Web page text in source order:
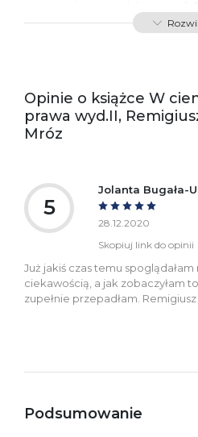
przepisami:
Ostrzeżenia oraz
informacje dotyczące
bezpieczeństwa:
Opinie o książce W
prawa wyd.II,
Mróz
5
Jolanta Bugała-
28.12.2020
Skopiuj link do opinii
Już jakiś czas temu spoglądałam
ciekawością, a jak zobaczyłam
zupełnie przepadłam. Remigiusz
Podsumowanie